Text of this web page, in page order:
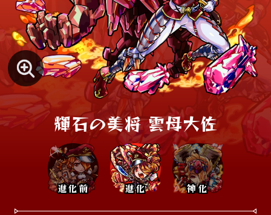
輝石の美将 雲母大佐
進化前 進化 神化